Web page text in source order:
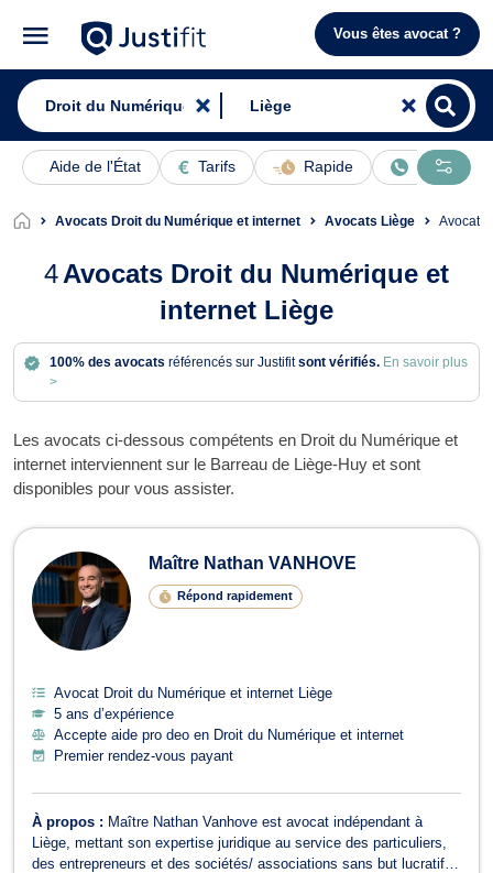
Vous êtes avocat ?
Aide de l'État Tarifs Rapide En ligne
Avocats Droit du Numérique et internet Avocats Liège
4Avocats Droit du Numérique et
internet Liège
100% des avocats référencés sur Justifitsont vérifiés. En savoir plus
>
Les avocats ci-dessous compétents en Droit du Numérique et
internet interviennent sur le Barreau de Liège-Huy et sont
disponibles pour vous assister.
Avocats en Droit du Numérique et
Maître Nathan VANHOVE
Répond rapidement
Avocat Droit du Numérique et internet Liège
5 ans d’expérience
Accepte aide pro deo en Droit du Numérique et internet
Premier rendez-vous payant
À propos : Maître Nathan Vanhove est avocat indépendant à
Liège, mettant son expertise juridique au service des particuliers,
des entrepreneurs et des sociétés/ associations sans but lucratif. Il